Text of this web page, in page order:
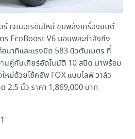
เจเนอเรชันใหม่ ขุมพลังเครื่องยนต์
ร EcoBoost V6 มอบพละกำลังถึง
นาทีและแรงบิด 583 นิวตันเมตร ที่
นคู่กับเกียร์อัตโนมัติ 10 สปีด มาพร้อม
หม่ด้วยโช้คอัพ FOX แบบไลฟ์ วาล์ว
2.5 นิ้ว ราคา 1,869,000 บาท